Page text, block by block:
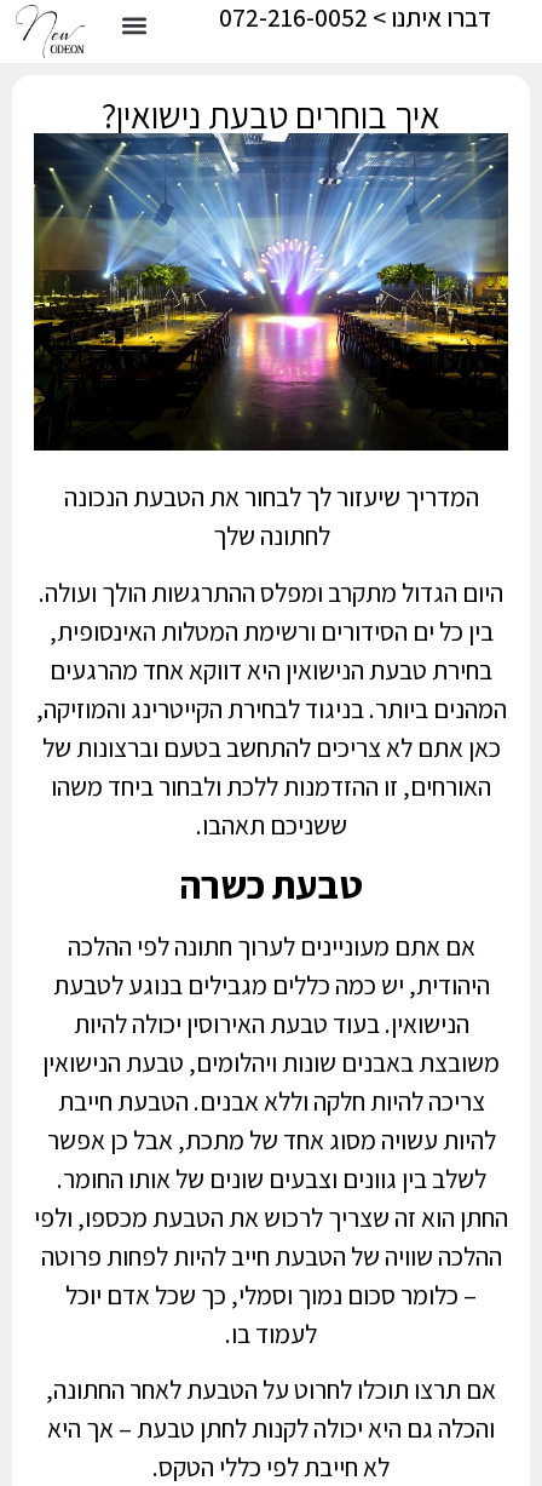
דברו איתנו > 072-216-0052
איך בוחרים טבעת נישואין?
המדריך שיעזור לך לבחור את הטבעת הנכונה
לחתונה שלך
היום הגדול מתקרב ומפלס ההתרגשות הולך ועולה.
בין כל ים הסידורים ורשימת המטלות האינסופית,
בחירת טבעת הנישואין היא דווקא אחד מהרגעים
המהנים ביותר. בניגוד לבחירת הקייטרינג והמוזיקה,
כאן אתם לא צריכים להתחשב בטעם וברצונות של
האורחים, זו ההזדמנות ללכת ולבחור ביחד משהו
ששניכם תאהבו.
טבעת כשרה
אם אתם מעוניינים לערוך חתונה לפי ההלכה
היהודית, יש כמה כללים מגבילים בנוגע לטבעת
הנישואין. בעוד טבעת האירוסין יכולה להיות
משובצת באבנים שונות ויהלומים, טבעת הנישואין
צריכה להיות חלקה וללא אבנים. הטבעת חייבת
להיות עשויה מסוג אחד של מתכת, אבל כן אפשר
לשלב בין גוונים וצבעים שונים של אותו החומר.
החתן הוא זה שצריך לרכוש את הטבעת מכספו, ולפי
ההלכה שוויה של הטבעת חייב להיות לפחות פרוטה
– כלומר סכום נמוך וסמלי, כך שכל אדם יוכל
לעמוד בו.
אם תרצו תוכלו לחרוט על הטבעת לאחר החתונה,
והכלה גם היא יכולה לקנות לחתן טבעת – אך היא
לא חייבת לפי כללי הטקס.